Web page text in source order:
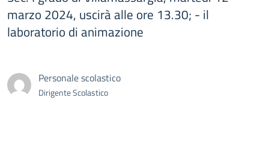
marzo 2024, uscirà alle ore 13.30; - il
laboratorio di animazione
Personale scolastico
Dirigente Scolastico